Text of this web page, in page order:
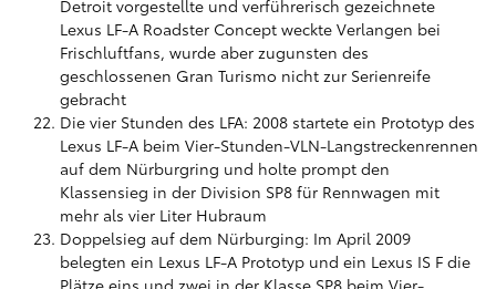
Detroit vorgestellte und verführerisch gezeichnete
Lexus LF-A Roadster Concept weckte Verlangen bei
Frischluftfans, wurde aber zugunsten des
geschlossenen Gran Turismo nicht zur Serienreife
gebracht
Die vier Stunden des LFA: 2008 startete ein Prototyp des
Lexus LF-A beim Vier-Stunden-VLN-Langstreckenrennen
auf dem Nürburgring und holte prompt den
Klassensieg in der Division SP8 für Rennwagen mit
mehr als vier Liter Hubraum
Doppelsieg auf dem Nürburging: Im April 2009
belegten ein Lexus LF-A Prototyp und ein Lexus IS F die
Plätze eins und zwei in der Klasse SP8 beim Vier-